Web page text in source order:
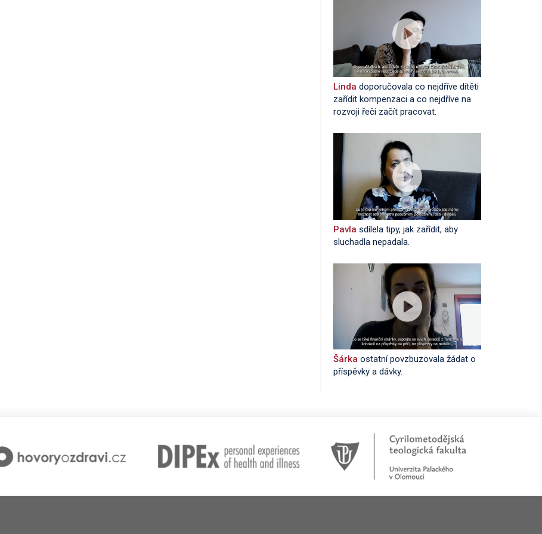
Linda doporučovala co nejdříve dítěti
zařídit kompenzaci a co nejdříve na
rozvoji řeči začít pracovat.
Pavla sdílela tipy, jak zařídit, aby
sluchadla nepadala.
Šárka ostatní povzbuzovala žádat o
příspěvky a dávky.